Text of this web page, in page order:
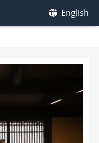
English